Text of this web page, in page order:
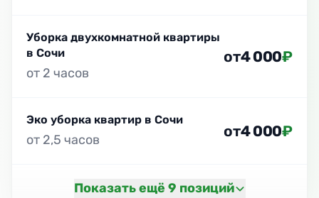
Уборка двухкомнатной квартиры
в Сочи
от 2 часов
от4 000₽
Эко уборка квартир в Сочи
от 2,5 часов от4 000₽
Показать ещё 9 позиций